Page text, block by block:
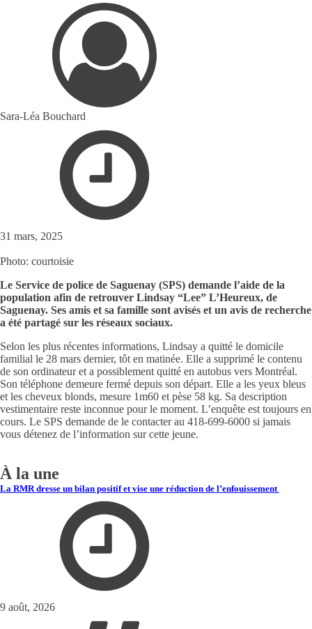
Sara-Léa Bouchard
31 mars, 2025
Photo: courtoisie
Le Service de police de Saguenay (SPS) demande l’aide de la
population afin de retrouver Lindsay “Lee” L’Heureux, de
Saguenay. Ses amis et sa famille sont avisés et un avis de recherche
a été partagé sur les réseaux sociaux.
Selon les plus récentes informations, Lindsay a quitté le domicile
familial le 28 mars dernier, tôt en matinée. Elle a supprimé le contenu
de son ordinateur et a possiblement quitté en autobus vers Montréal.
Son téléphone demeure fermé depuis son départ. Elle a les yeux bleus
et les cheveux blonds, mesure 1m60 et pèse 58 kg. Sa description
vestimentaire reste inconnue pour le moment. L’enquête est toujours en
cours. Le SPS demande de le contacter au 418-699-6000 si jamais
vous détenez de l’information sur cette jeune.
À la une
La RMR dresse un bilan positif et vise une réduction de l’enfouissement
9 août, 2026